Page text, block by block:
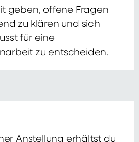
geben, offene Fragen
zu klären und sich
für eine
zu entscheiden.
Anstellung erhältst du